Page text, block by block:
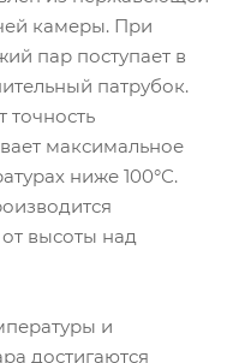
камеры. При
пар поступает в
патрубок.
точность
максимальное
ниже 100°С.
высоты над
и
достигаются